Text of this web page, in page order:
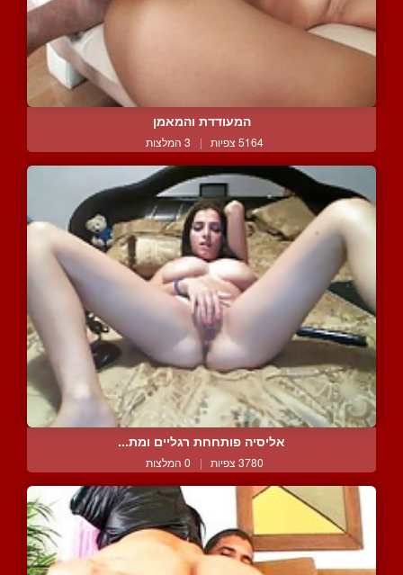
המעודדת והמאמן
5164 צפיות | 3 המלצות
אליסיה פותחחת רגליים ומת...
3780 צפיות | 0 המלצות